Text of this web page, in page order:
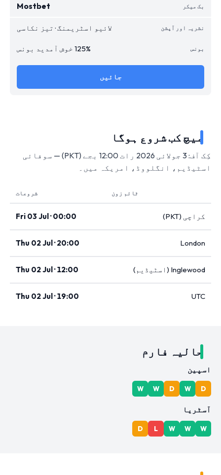
Mostbet
لائیو اسٹریمنگ · تیز نکاسی
125% خوش آمدید بونس
جائیں
میچ کب شروع ہوگا
کِک آف: 3 جولائی 2026 رات 12:00 بجے (PKT) — سوفائی
اسٹیڈیم، انگلووڈ، امریکہ میں۔
ٹائم زون شروعات
کراچی (PKT) Fri 03 Jul · 00:00
London
Thu 02 Jul · 20:00
Inglewood (اسٹیڈیم) Thu 02 Jul · 12:00
UTC
Thu 02 Jul · 19:00
حالیہ فارم
اسپین
D
W
D
W
W
آسٹریا
W
W
W
L
D